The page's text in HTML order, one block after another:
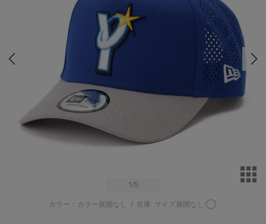
1 /5
カラー：カラー展開なし / 在庫 サイズ展開なし:◯